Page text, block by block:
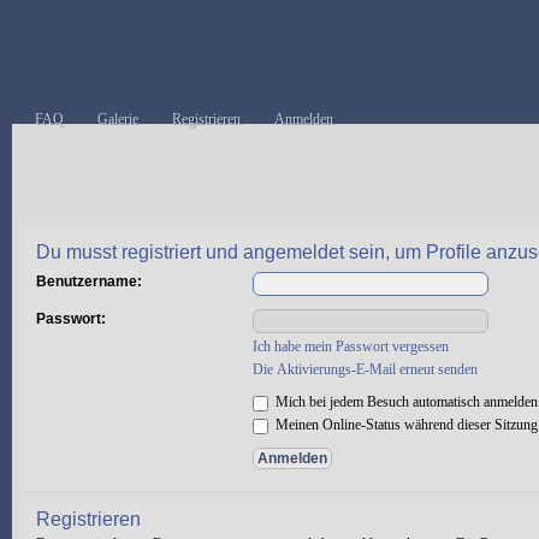
FAQ Galerie Registrieren Anmelden
Du musst registriert und angemeldet sein, um Profile
Benutzername:
Passwort:
Ich habe mein Passwort vergessen
Die Aktivierungs-E-Mail erneut senden
Mich bei jedem Besuch automatisch anmelden
Meinen Online-Status während dieser
Registrieren